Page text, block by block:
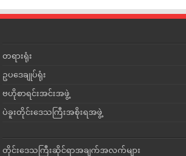
တရားရုံး
ဥပဒေချုပ်ရုံး
ဗဟိုစာရင်းအင်းအဖွဲ့
ပဲခူးတိုင်းဒေသကြီးအစိုးရအဖွဲ့
တိုင်းဒေသကြီးဆိုင်ရာအချက်အလက်များ